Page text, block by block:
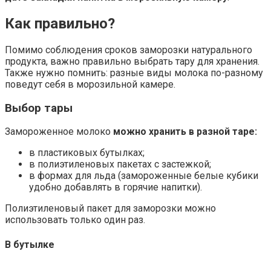
Как правильно?
Помимо соблюдения сроков заморозки натурального
продукта, важно правильно выбрать тару для хранения.
Также нужно помнить: разные виды молока по-разному
поведут себя в морозильной камере.
Выбор тары
Замороженное молоко можно хранить в разной таре:
в пластиковых бутылках;
в полиэтиленовых пакетах с застежкой;
в формах для льда (замороженные белые кубики
удобно добавлять в горячие напитки).
Полиэтиленовый пакет для заморозки можно
использовать только один раз.
В бутылке